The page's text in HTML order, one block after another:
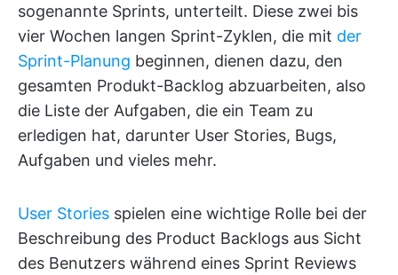
sogenannte Sprints, unterteilt. Diese zwei bis
vier Wochen langen Sprint-Zyklen, die mit der
Sprint-Planung beginnen, dienen dazu, den
gesamten Produkt-Backlog abzuarbeiten, also
die Liste der Aufgaben, die ein Team zu
erledigen hat, darunter User Stories, Bugs,
Aufgaben und vieles mehr.
User Stories spielen eine wichtige Rolle bei der
Beschreibung des Product Backlogs aus Sicht
des Benutzers während eines Sprint Reviews